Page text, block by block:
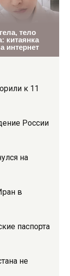
к 11
России
на
в
паспорта
не